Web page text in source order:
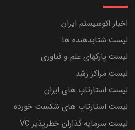
اخبار اکوسیستم ایران
لیست شتابدهنده ها
لیست پارکهای علم و فناوری
لیست مراکز رشد
لیست استارتاپ های ایران
لیست استارتاپ های شکست خورده
لیست سرمایه گذاران خطرپذیر VC